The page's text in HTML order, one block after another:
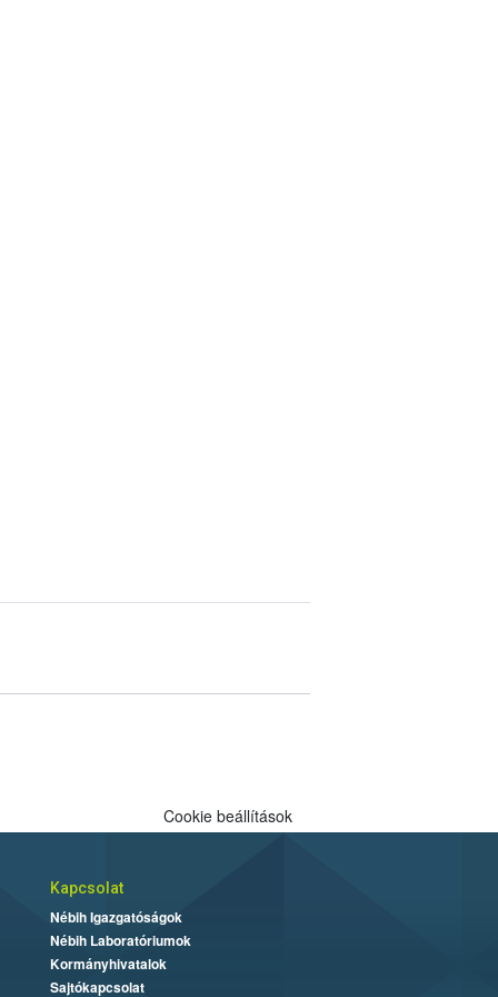
Cookie beállítások
Kapcsolat
Nébih Igazgatóságok
Nébih Laboratóriumok
Kormányhivatalok
Sajtókapcsolat